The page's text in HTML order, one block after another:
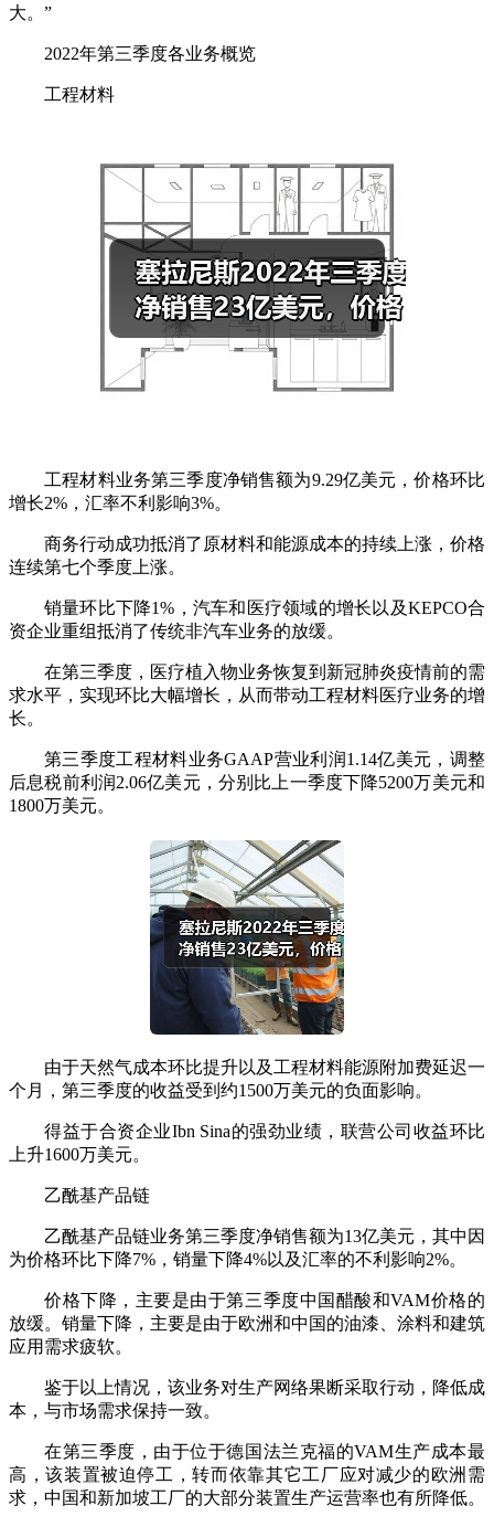
大。”
2022年第三季度各业务概览
工程材料
工程材料业务第三季度净销售额为9.29亿美元，价格环比
增长2%，汇率不利影响3%。
商务行动成功抵消了原材料和能源成本的持续上涨，价格
连续第七个季度上涨。
销量环比下降1%，汽车和医疗领域的增长以及KEPCO合
资企业重组抵消了传统非汽车业务的放缓。
在第三季度，医疗植入物业务恢复到新冠肺炎疫情前的需
求水平，实现环比大幅增长，从而带动工程材料医疗业务的增
长。
第三季度工程材料业务GAAP营业利润1.14亿美元，调整
后息税前利润2.06亿美元，分别比上一季度下降5200万美元和
1800万美元。
由于天然气成本环比提升以及工程材料能源附加费延迟一
个月，第三季度的收益受到约1500万美元的负面影响。
得益于合资企业Ibn Sina的强劲业绩，联营公司收益环比
上升1600万美元。
乙酰基产品链
乙酰基产品链业务第三季度净销售额为13亿美元，其中因
为价格环比下降7%，销量下降4%以及汇率的不利影响2%。
价格下降，主要是由于第三季度中国醋酸和VAM价格的
放缓。销量下降，主要是由于欧洲和中国的油漆、涂料和建筑
应用需求疲软。
鉴于以上情况，该业务对生产网络果断采取行动，降低成
本，与市场需求保持一致。
在第三季度，由于位于德国法兰克福的VAM生产成本最
高，该装置被迫停工，转而依靠其它工厂应对减少的欧洲需
求，中国和新加坡工厂的大部分装置生产运营率也有所降低。